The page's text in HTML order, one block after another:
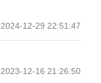
2024-12-29 22:51:47
2023-12-16 21:26:50